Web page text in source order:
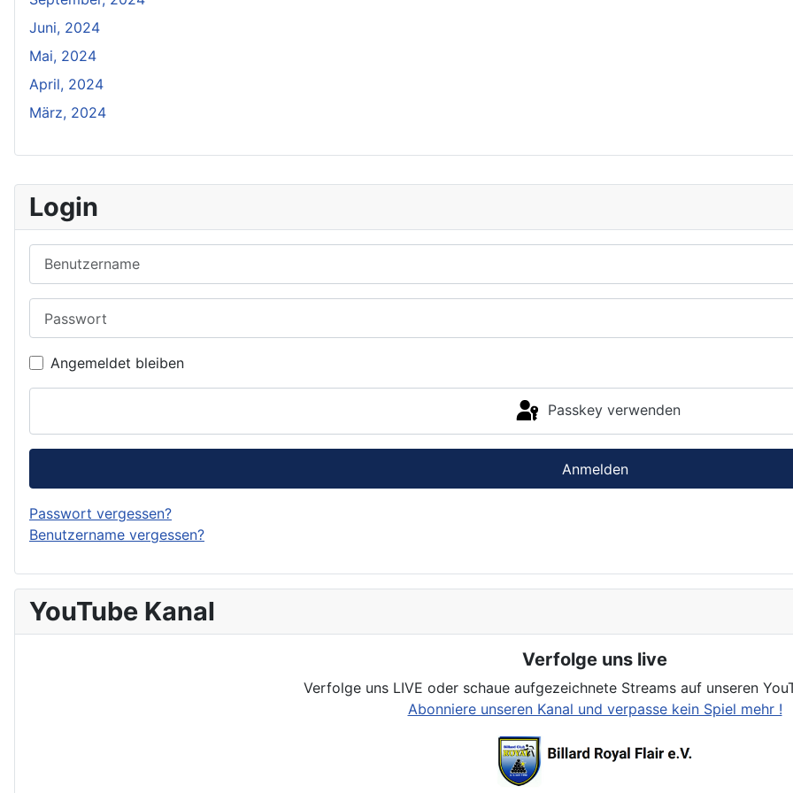
Login
Angemeldet bleiben
Passkey verwenden
Anmelden
Passwort vergessen?
Benutzername vergessen?
YouTube Kanal
Verfolge uns live
Verfolge uns LIVE oder schaue aufgezeichnete Streams auf unseren
Abonniere unseren Kanal und verpasse kein Spiel mehr !
Juni, 2024
Mai, 2024
April, 2024
März, 2024